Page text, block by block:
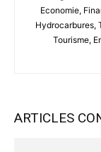
Economie,
Hydrocarbures,
Tourisme,
ARTICLES